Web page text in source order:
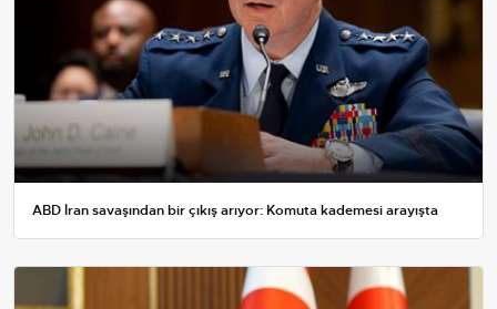
ABD İran savaşından bir çıkış arıyor: Komuta kademesi arayışta